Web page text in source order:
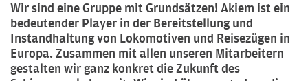
Wir sind eine Gruppe mit Grundsätzen! Akiem ist ein
bedeutender Player in der Bereitstellung und
Instandhaltung von Lokomotiven und Reisezügen in
Europa. Zusammen mit allen unseren Mitarbeitern
gestalten wir ganz konkret die Zukunft des